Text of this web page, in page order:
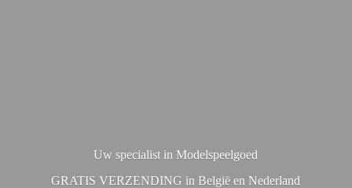
Uw specialist in Modelspeelgoed
GRATIS VERZENDING in België en Nederland